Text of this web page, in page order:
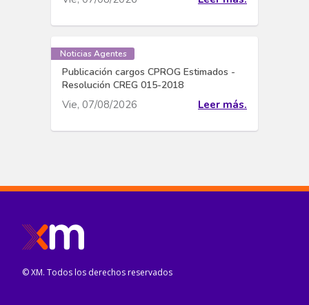
Noticias Agentes
Publicación cargos CPROG Estimados -
Resolución CREG 015-2018
Vie, 07/08/2026 Leer más.
© XM. Todos los derechos reservados